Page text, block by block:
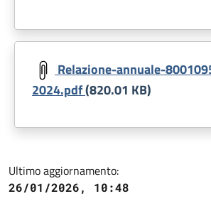
Relazione-annuale-
2024.pdf(820.01 KB)
Ultimo aggiornamento:
26/01/2026, 10:48